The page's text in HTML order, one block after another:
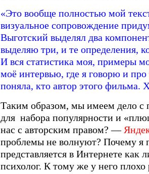
«Это вообще полностью мой
визуальное сопровождение
Выготский выделял два
выделяю три, и те определения,
И вся статистика моя, примеры
моё интервью, где я говорю и
поняла, кто автор этого фильма.
Таким образом, мы имеем дело с
для набора популярности и
нас с авторским правом? —
проблемы не волнуют? Почему
представляется в Интернете как
психолог. К тому же у него